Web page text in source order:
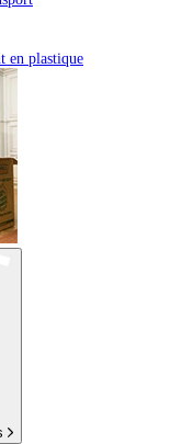
en plastique